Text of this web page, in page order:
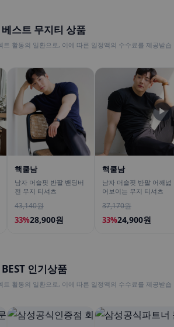
스트 무지티 상품
트 활동의 일환으로, 이에 따른 일정액의 수수료를 제공받습
핵쿨남
남자 머슬핏 반팔 밴딩버
전 무지 티셔츠
43,140원
33%28,900원
핵쿨남
남자 머슬핏 반팔 어깨넓
어보이는 무지 티셔츠
37,170원
33%24,900원
▶
인기상품
트 활동의 일환으로, 이에 따른 일정액의 수수료를 제공받습